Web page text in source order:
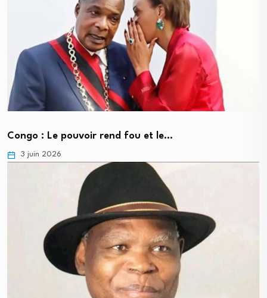
Congo : Le pouvoir rend fou et le…
3 juin 2026